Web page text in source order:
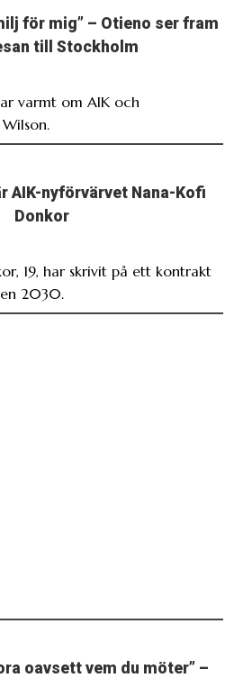
för mig” – Otieno ser fram
till Stockholm
varmt om AIK och
AIK-nyförvärvet Nana-Kofi
Donkor
19, har skrivit på ett kontrakt
2030.
oavsett vem du möter” –